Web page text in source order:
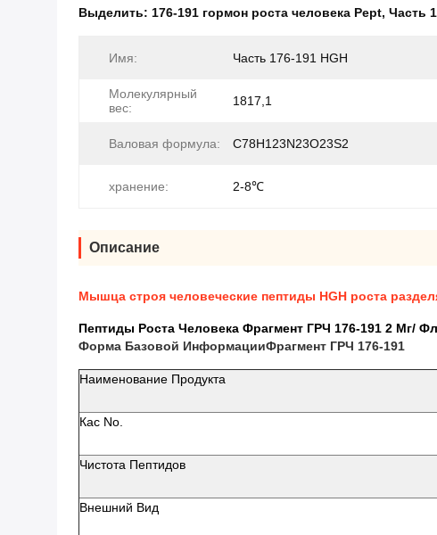
Выделить: 176-191 гормон роста человека Pept, Часть
Имя: Часть 176-191 HGH
Молекулярный
вес:
1817,1
Валовая формула: C78H123N23O23S2
хранение: 2-8℃
Описание
Мышца строя человеческие пептиды HGH роста
Пептиды Роста Человека Фрагмент ГРЧ 176-191 2 Мг/
Форма Базовой ИнформацииФрагмент ГРЧ 176-191
Наименование Продукта
Кас No.
Чистота Пептидов
Внешний Вид